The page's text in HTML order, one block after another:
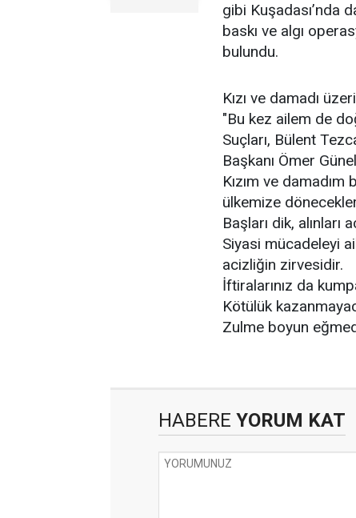
gibi Kuşadası’nda
baskı ve algı
bulundu.
Kızı ve damadı
"Bu kez ailem de
Suçları, Bülent
Başkanı Ömer
Kızım ve damadım
ülkemize
Başları dik, alınları
Siyasi mücadeleyi
acizliğin zirvesidir.
İftiralarınız da
Kötülük
Zulme boyun
HABERE YORUM KAT